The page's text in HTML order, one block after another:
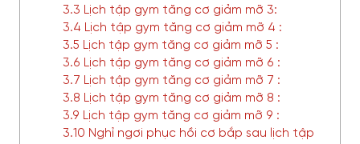
3.3 Lịch tập gym tăng cơ giảm mỡ 3:
3.4 Lịch tập gym tăng cơ giảm mỡ 4 :
3.5 Lịch tập gym tăng cơ giảm mỡ 5 :
3.6 Lịch tập gym tăng cơ giảm mỡ 6 :
3.7 Lịch tập gym tăng cơ giảm mỡ 7 :
3.8 Lịch tập gym tăng cơ giảm mỡ 8 :
3.9 Lịch tập gym tăng cơ giảm mỡ 9 :
3.10 Nghỉ ngơi phục hồi cơ bắp sau lịch tập